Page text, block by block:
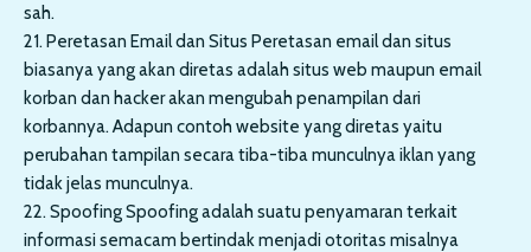
sah.
21. Peretasan Email dan Situs Peretasan email dan situs
biasanya yang akan diretas adalah situs web maupun email
korban dan hacker akan mengubah penampilan dari
korbannya. Adapun contoh website yang diretas yaitu
perubahan tampilan secara tiba-tiba munculnya iklan yang
tidak jelas munculnya.
22. Spoofing Spoofing adalah suatu penyamaran terkait
informasi semacam bertindak menjadi otoritas misalnya